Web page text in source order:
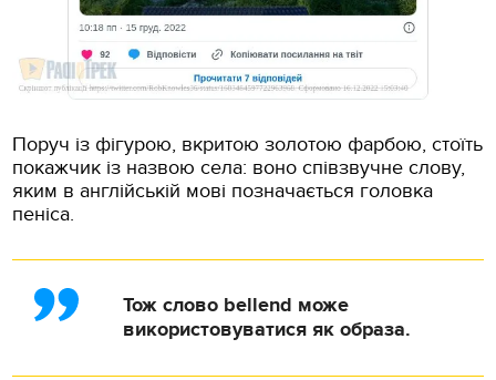
Поруч із фігурою, вкритою золотою фарбою, стоїть
покажчик із назвою села: воно співзвучне слову,
яким в англійській мові позначається головка
пеніса.
Тож слово bellend може
використовуватися як образа.